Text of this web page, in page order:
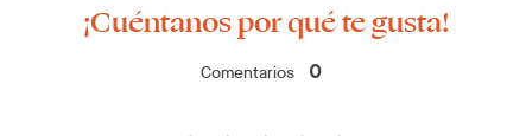
¡Cuéntanos por qué te gusta!
Comentarios 0